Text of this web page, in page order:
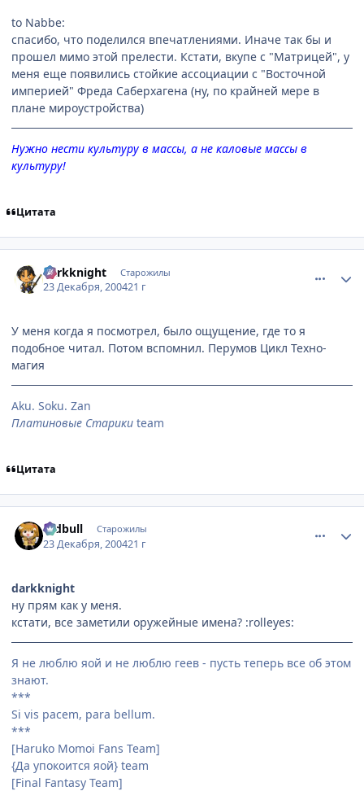
to Nabbe:
спасибо, что поделился впечатлениями. Иначе так бы и
прошел мимо этой прелести. Кстати, вкупе с "Матрицей", у
меня еще появились стойкие ассоциации с "Восточной
империей" Фреда Саберхагена (ну, по крайней мере в
плане мироустройства)
Нужно нести культуру в массы, а не каловые массы в
культуру!
Цитата
darkknight Старожилы
23 Декабря, 200421 г
У меня когда я посмотрел, было ощущение, где то я
подобное читал. Потом вспомнил. Перумов Цикл Техно-
магия
Aku. Soku. Zan
Платиновые Старики team
Цитата
redbull Старожилы
23 Декабря, 200421 г
darkknight
ну прям как у меня.
кстати, все заметили оружейные имена? :rolleyes:
Я не люблю яой и не люблю геев - пусть теперь все об этом
знают.
***
Si vis pacem, para bellum.
***
[Haruko Momoi Fans Team]
{Да упокоится яой} team
[Final Fantasy Team]